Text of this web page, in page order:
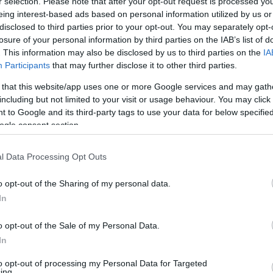
interest-based ads based on personal information utilized by us
to third parties prior to your opt-out. You may separately
of your personal information by third parties on the IAB’s list of
This information may also be disclosed by us to third parties on the
Participants that may further disclose it to other third parties.
that this website/app uses one or more Google services and may
but not limited to your visit or usage behaviour. You may
to Google and its third-party tags to use your data for below
consent section.
Data Processing Opt Outs
opt-out of the Sharing of my personal data.
opt-out of the Sale of my Personal Data.
opt-out of processing my Personal Data for Targeted
szerint a 300 négyzetméternél
lesz visszavenni a vásárlóktól a
Ez nem betétdíjas rendszer lenne,
a boltban, csak üveggyűjtő
vagy a boltban bevenni az
nagyobb alapterületű
és nemzetközi láncok körébe tartoznak,
a rendelet országszerte, ami 2018.